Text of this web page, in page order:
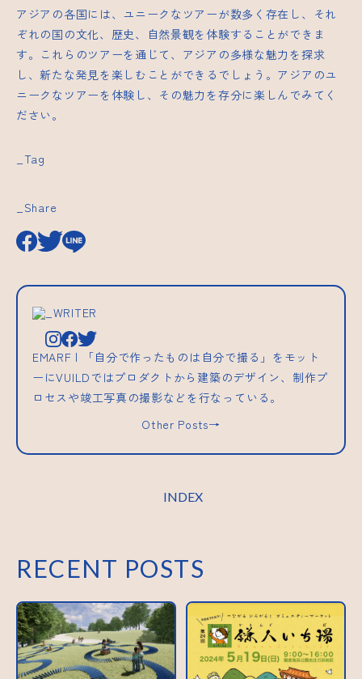
アジアの各国には、ユニークなツアーが数多く存在し、それ
ぞれの国の文化、歴史、自然景観を体験することができま
す。これらのツアーを通じて、アジアの多様な魅力を探求
し、新たな発見を楽しむことができるでしょう。アジアのユ
ニークなツアーを体験し、その魅力を存分に楽しんでみてく
ださい。
_Tag
_Share
_WRITER
EMARF | 「自分で作ったものは自分で撮る」をモット
ーにVUILDではプロダクトから建築のデザイン、制作プ
ロセスや竣工写真の撮影などを行なっている。
Other Posts→
INDEX
RECENT POSTS